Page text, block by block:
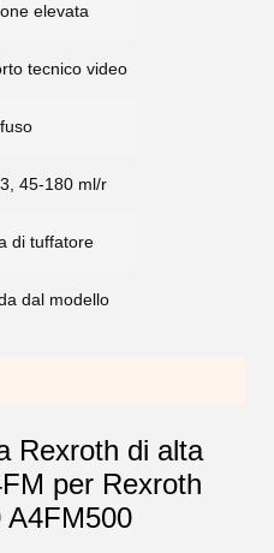
elevata
tecnico video
45-180 ml/r
di tuffatore
dal modello
Rexroth di alta
per Rexroth
A4FM500